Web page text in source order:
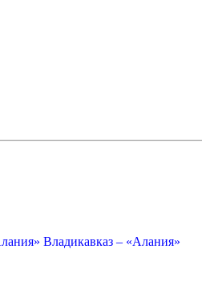
Владикавказ – «Алания»